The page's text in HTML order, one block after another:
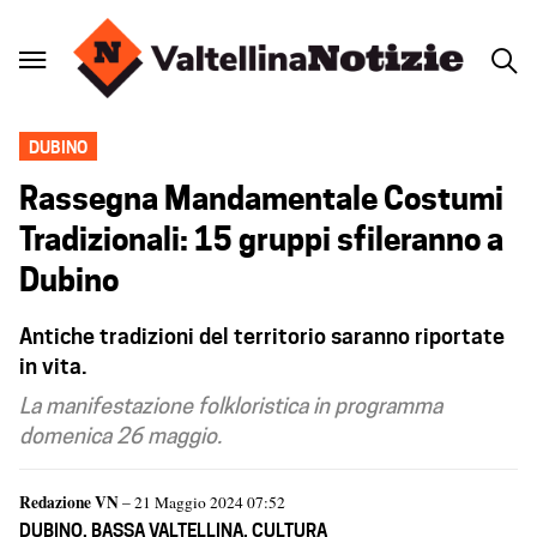
DUBINO
Rassegna Mandamentale Costumi
Tradizionali: 15 gruppi sfileranno a
Dubino
Antiche tradizioni del territorio saranno riportate
in vita.
La manifestazione folkloristica in programma
domenica 26 maggio.
Redazione VN– 21 Maggio 2024 07:52
DUBINO, BASSA VALTELLINA, CULTURA